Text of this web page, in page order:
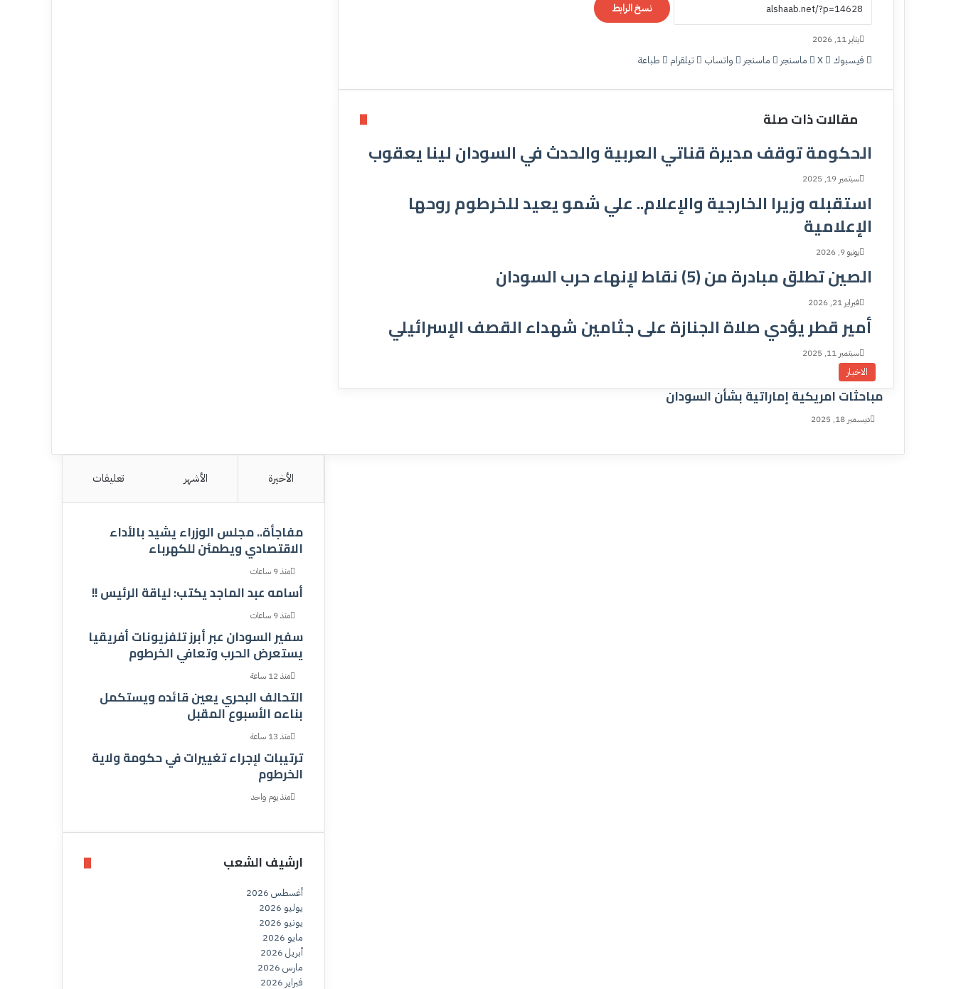
نسخ الرابط
يناير 11, 2026
فيسبوك ‫X ماسنجر ماسنجر واتساب تيلقرام طباعة
مقالات ذات صلة
الحكومة توقف مديرة قناتي العربية والحدث في السودان لينا يعقوب
سبتمبر 19, 2025
استقبله وزيرا الخارجية والإعلام.. علي شمو يعيد للخرطوم روحها
الإعلامية
يونيو 9, 2026
الصين تطلق مبادرة من (5) نقاط لإنهاء حرب السودان
فبراير 21, 2026
أمير قطر يؤدي صلاة الجنازة على جثامين شهداء القصف الإسرائيلي
سبتمبر 11, 2025
الاخبار
مباحثات امريكية إماراتية بشأن السودان
ديسمبر 18, 2025
الأخيرة الأشهر تعليقات
مفاجأة.. مجلس الوزراء يشيد بالأداء
الاقتصادي ويطمئن للكهرباء
منذ 9 ساعات
أسامه عبد الماجد يكتب: لياقة الرئيس !!
منذ 9 ساعات
سفير السودان عبر أبرز تلفزيونات أفريقيا
يستعرض الحرب وتعافي الخرطوم
منذ 12 ساعة
التحالف البحري يعين قائده ويستكمل
بناءه الأسبوع المقبل
منذ 13 ساعة
ترتيبات لإجراء تغييرات في حكومة ولاية
الخرطوم
منذ يوم واحد
ارشيف الشعب
أغسطس 2026
يوليو 2026
يونيو 2026
مايو 2026
أبريل 2026
مارس 2026
فبراير 2026